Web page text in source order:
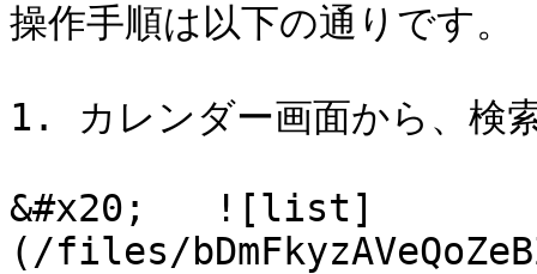
操作手順は以下の通りです。
1. カレンダー画面から、検
&#x20;   ![list]
(/files/